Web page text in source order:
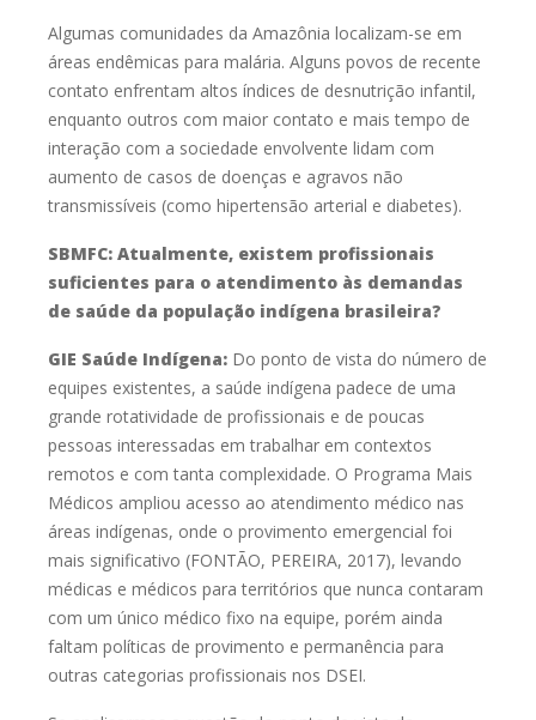
Algumas comunidades da Amazônia localizam-se em
áreas endêmicas para malária. Alguns povos de recente
contato enfrentam altos índices de desnutrição infantil,
enquanto outros com maior contato e mais tempo de
interação com a sociedade envolvente lidam com
aumento de casos de doenças e agravos não
transmissíveis (como hipertensão arterial e diabetes).
SBMFC: Atualmente, existem profissionais
suficientes para o atendimento às demandas
de saúde da população indígena brasileira?
GIE Saúde Indígena: Do ponto de vista do número de
equipes existentes, a saúde indígena padece de uma
grande rotatividade de profissionais e de poucas
pessoas interessadas em trabalhar em contextos
remotos e com tanta complexidade. O Programa Mais
Médicos ampliou acesso ao atendimento médico nas
áreas indígenas, onde o provimento emergencial foi
mais significativo (FONTÃO, PEREIRA, 2017), levando
médicas e médicos para territórios que nunca contaram
com um único médico fixo na equipe, porém ainda
faltam políticas de provimento e permanência para
outras categorias profissionais nos DSEI.